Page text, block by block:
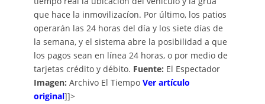
que hace la inmovilizacíon. Por último, los patios
operarán las 24 horas del día y los siete días de
la semana, y el sistema abre la posibilidad a que
los pagos sean en línea 24 horas, o por medio de
tarjetas crédito y débito. Fuente: El Espectador
Imagen: Archivo El Tiempo Ver artículo
original]]>